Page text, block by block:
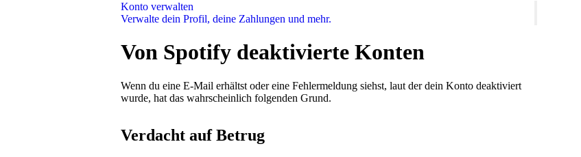
Konto verwalten
Verwalte dein Profil, deine Zahlungen und mehr.
Von Spotify deaktivierte Konten
Wenn du eine E-Mail erhältst oder eine Fehlermeldung siehst, laut der dein Konto deaktiviert
wurde, hat das wahrscheinlich folgenden Grund.
Verdacht auf Betrug